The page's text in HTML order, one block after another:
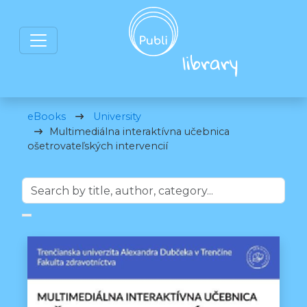
eBooks
University
Multimediálna interaktívna učebnica
ošetrovateľských intervencií